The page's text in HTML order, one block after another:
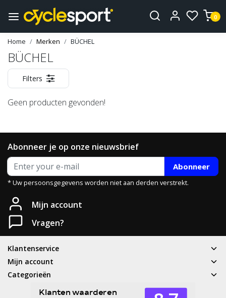
0
Home Merken BÜCHEL
BÜCHEL
Filters
Geen producten gevonden!
Abonneer je op onze nieuwsbrief
Abonneer
* Uw persoonsgegevens worden niet aan derden verstrekt.
Mijn account
Vragen?
Klantenservice
Mijn account
Categorieën